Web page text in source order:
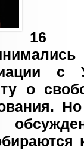
16
с
о